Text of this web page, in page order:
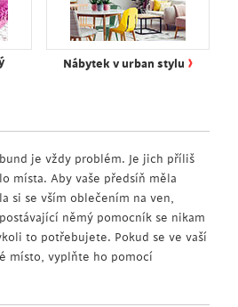
Nábytek v urban stylu ›
je vždy problém. Je jich příliš
místa. Aby vaše předsíň měla
si se vším oblečením na ven,
němý pomocník se nikam
to potřebujete. Pokud se ve vaší
místo, vyplňte ho pomocí